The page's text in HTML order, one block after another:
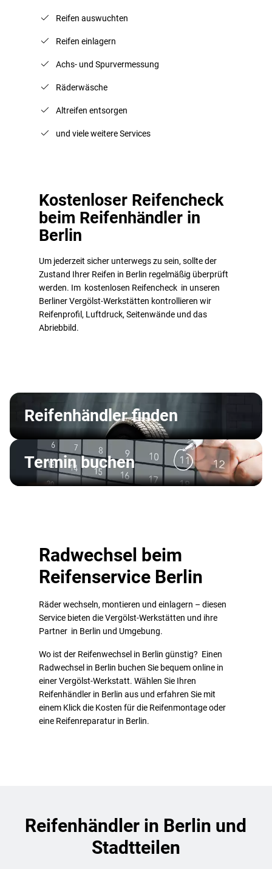
Reifen auswuchten
Reifen einlagern
Achs- und Spurvermessung
Räderwäsche
Altreifen entsorgen
und viele weitere Services
Kostenloser Reifencheck
beim Reifenhändler in
Berlin
Um jederzeit sicher unterwegs zu sein, sollte der
Zustand Ihrer Reifen in Berlin regelmäßig überprüft
werden. Im kostenlosen Reifencheck in unseren
Berliner Vergölst-Werkstätten kontrollieren wir
Reifenprofil, Luftdruck, Seitenwände und das
Abriebbild.
Reifenhändler finden
Termin buchen
Radwechsel beim
Reifenservice Berlin
Räder wechseln, montieren und einlagern – diesen
Service bieten die Vergölst-Werkstätten und ihre
Partner in Berlin und Umgebung.
Wo ist der Reifenwechsel in Berlin günstig? Einen
Radwechsel in Berlin buchen Sie bequem online in
einer Vergölst-Werkstatt. Wählen Sie Ihren
Reifenhändler in Berlin aus und erfahren Sie mit
einem Klick die Kosten für die Reifenmontage oder
eine Reifenreparatur in Berlin.
Reifenhändler in Berlin und
Stadtteilen